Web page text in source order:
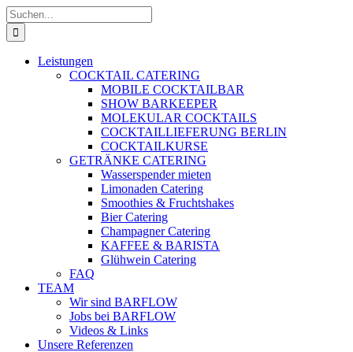
Zum
Inhalt
springen
Suche
nach:
Leistungen
COCKTAIL CATERING
MOBILE COCKTAILBAR
SHOW BARKEEPER
MOLEKULAR COCKTAILS
COCKTAILLIEFERUNG BERLIN
COCKTAILKURSE
GETRÄNKE CATERING
Wasserspender mieten
Limonaden Catering
Smoothies & Fruchtshakes
Bier Catering
Champagner Catering
KAFFEE & BARISTA
Glühwein Catering
FAQ
TEAM
Wir sind BARFLOW
Jobs bei BARFLOW
Videos & Links
Unsere Referenzen